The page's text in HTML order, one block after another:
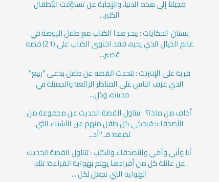
مجيئنا إلى هذه الدنيا، والإجابة عن تساؤلات الأطفال
الكثير...
بستان الحكايات : يبحر هذا الكتاب مع طفل الروضة في
عالم الخيال الذي يحبه، فقد احتوى الكتاب على (21) قصه
قصير...
قرية على الإنترنت : تتحدث القصة عن طفل يدعى "ربيع"
الذي عرَف الناس على المناظر الرائعة والجميلة في
مدينته، وذل...
أخاف من ماذا؟ : تتناول القصة الحديث عن مجموعة من
الأصدقاء؛ فيحكي كل طفل منهم عن الأشياء التي
تخيفه؛ فـ "آد...
أنا وأبي وأمي والأصدقاء والكتب : تتناول القصة الحديث
عن عائلة كل من أفرادها يهتم بهواية القراءة؛ تلك
الهواية التي تجعل لكل ...